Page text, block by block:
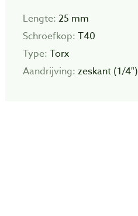
Lengte: 25 mm
Schroefkop: T40
Type: Torx
Aandrijving: zeskant (1/4")